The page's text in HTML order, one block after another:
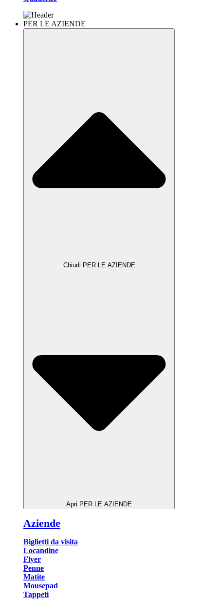
PER LE AZIENDE
Chiudi PER LE AZIENDE
Apri PER LE AZIENDE
Aziende
Biglietti da visita
Locandine
Flyer
Penne
Matite
Mousepad
Tappeti